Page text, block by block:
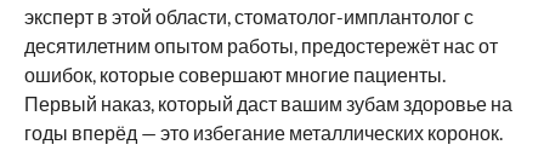
эксперт в этой области, стоматолог-имплантолог с
десятилетним опытом работы, предостережёт нас от
ошибок, которые совершают многие пациенты.
Первый наказ, который даст вашим зубам здоровье на
годы вперёд — это избегание металлических коронок.